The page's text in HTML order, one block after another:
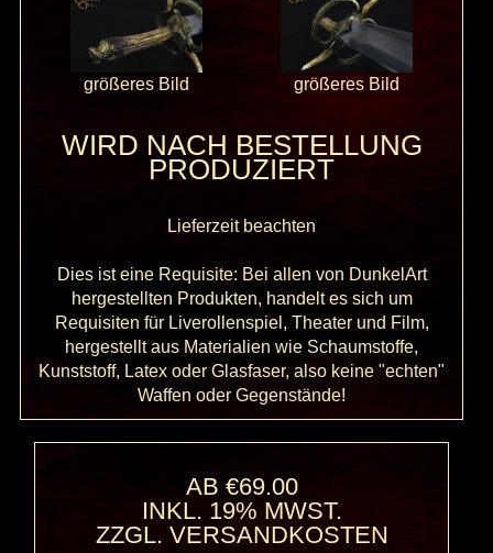
größeres Bild größeres Bild
WIRD NACH BESTELLUNG
PRODUZIERT
Lieferzeit beachten
Dies ist eine Requisite: Bei allen von DunkelArt
hergestellten Produkten, handelt es sich um
Requisiten für Liverollenspiel, Theater und Film,
hergestellt aus Materialien wie Schaumstoffe,
Kunststoff, Latex oder Glasfaser, also keine "echten"
Waffen oder Gegenstände!
AB €69.00
INKL. 19% MWST.
ZZGL. VERSANDKOSTEN